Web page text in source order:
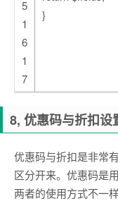
5
1
6
1
7
}
8, 优惠码与折扣设
优惠码与折扣是非常
区分开来。优惠码是
两者的使用方式不一